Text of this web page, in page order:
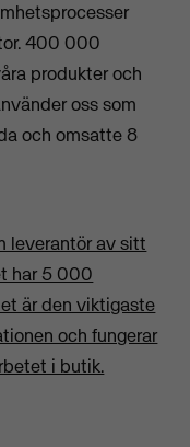
400 000
produkter och
oss som
och omsatte 8
leverantör av sitt
har 5 000
är den viktigaste
och fungerar
i butik.